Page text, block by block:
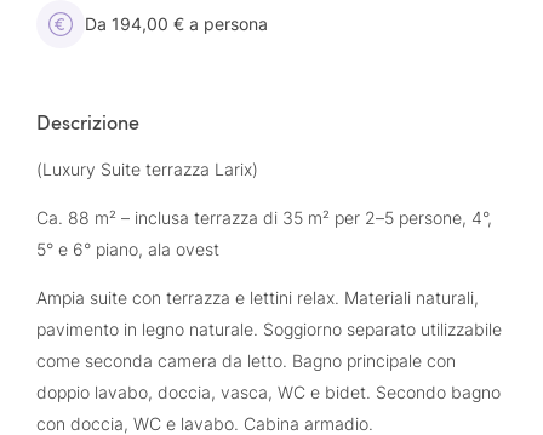
Da 194,00 € a persona
Descrizione
(Luxury Suite terrazza Larix)
Ca. 88 m² – inclusa terrazza di 35 m² per 2–5 persone, 4°,
5° e 6° piano, ala ovest
Ampia suite con terrazza e lettini relax. Materiali naturali,
pavimento in legno naturale. Soggiorno separato utilizzabile
come seconda camera da letto. Bagno principale con
doppio lavabo, doccia, vasca, WC e bidet. Secondo bagno
con doccia, WC e lavabo. Cabina armadio.